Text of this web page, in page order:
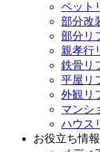
ペット
部分改
部分リ
親孝行
鉄骨リ
平屋リ
外観リ
マンシ
ハウス
お役立ち情報